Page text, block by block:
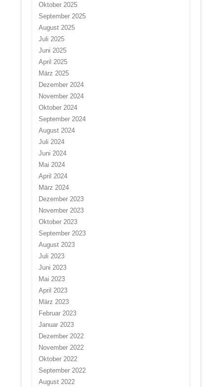
Oktober 2025
September 2025
August 2025
Juli 2025
Juni 2025
April 2025
März 2025
Dezember 2024
November 2024
Oktober 2024
September 2024
August 2024
Juli 2024
Juni 2024
Mai 2024
April 2024
März 2024
Dezember 2023
November 2023
Oktober 2023
September 2023
August 2023
Juli 2023
Juni 2023
Mai 2023
April 2023
März 2023
Februar 2023
Januar 2023
Dezember 2022
November 2022
Oktober 2022
September 2022
August 2022